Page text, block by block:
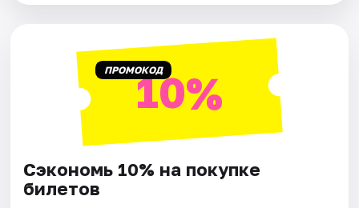
ПРОМОКОД10%
Сэкономь 10% на покупке
билетов